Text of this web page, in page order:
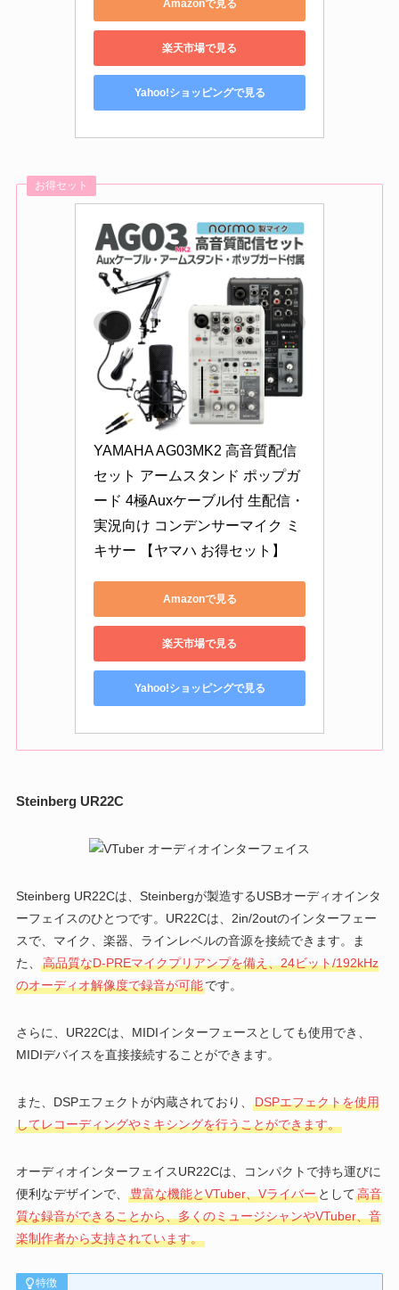
Amazonで見る
楽天市場で見る
Yahoo!ショッピングで見る
お得セット
YAMAHA AG03MK2 高音質配信
セット アームスタンド ポップガ
ード 4極Auxケーブル付 生配信・
実況向け コンデンサーマイク ミ
キサー 【ヤマハ お得セット】
Amazonで見る
楽天市場で見る
Yahoo!ショッピングで見る
Steinberg UR22C
Steinberg UR22Cは、Steinbergが製造するUSBオーディオインタ
ーフェイスのひとつです。UR22Cは、2in/2outのインターフェー
スで、マイク、楽器、ラインレベルの音源を接続できます。ま
た、
高品質なD-PREマイクプリアンプを備え、24ビット/192kHz
のオーディオ解像度で録音が可能です。
さらに、UR22Cは、MIDIインターフェースとしても使用でき、
MIDIデバイスを直接接続することができます。
また、DSPエフェクトが内蔵されており、
DSPエフェクトを使用
してレコーディングやミキシングを行うことができます。
オーディオインターフェイスUR22Cは、コンパクトで持ち運びに
便利なデザインで、
豊富な機能とVTuber、Vライバーとして高音
質な録音ができることから、多くのミュージシャンやVTuber、音
楽制作者から支持されています。
特徴